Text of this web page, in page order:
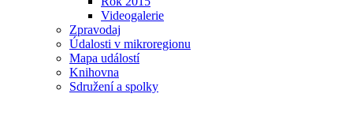
Videogalerie
Zpravodaj
Údalosti v mikroregionu
Mapa událostí
Knihovna
Sdružení a spolky